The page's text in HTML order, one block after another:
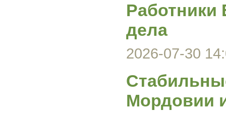
Работники
дела
2026-07-30
Мордовии